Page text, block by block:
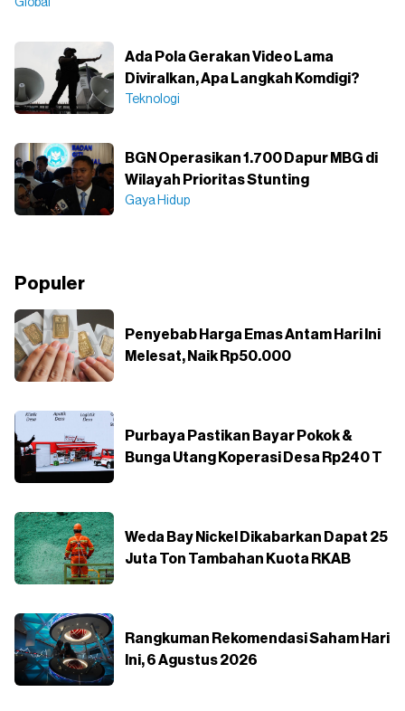
Global
Ada Pola Gerakan Video Lama
Diviralkan, Apa Langkah Komdigi?
Teknologi
BGN Operasikan 1.700 Dapur MBG di
Wilayah Prioritas Stunting
Gaya Hidup
Populer
Penyebab Harga Emas Antam Hari Ini
Melesat, Naik Rp50.000
Purbaya Pastikan Bayar Pokok &
Bunga Utang Koperasi Desa Rp240 T
Weda Bay Nickel Dikabarkan Dapat 25
Juta Ton Tambahan Kuota RKAB
Rangkuman Rekomendasi Saham Hari
Ini, 6 Agustus 2026